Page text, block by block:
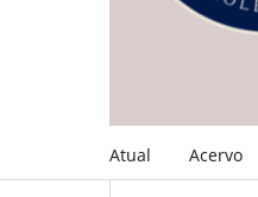
Atual Acervo